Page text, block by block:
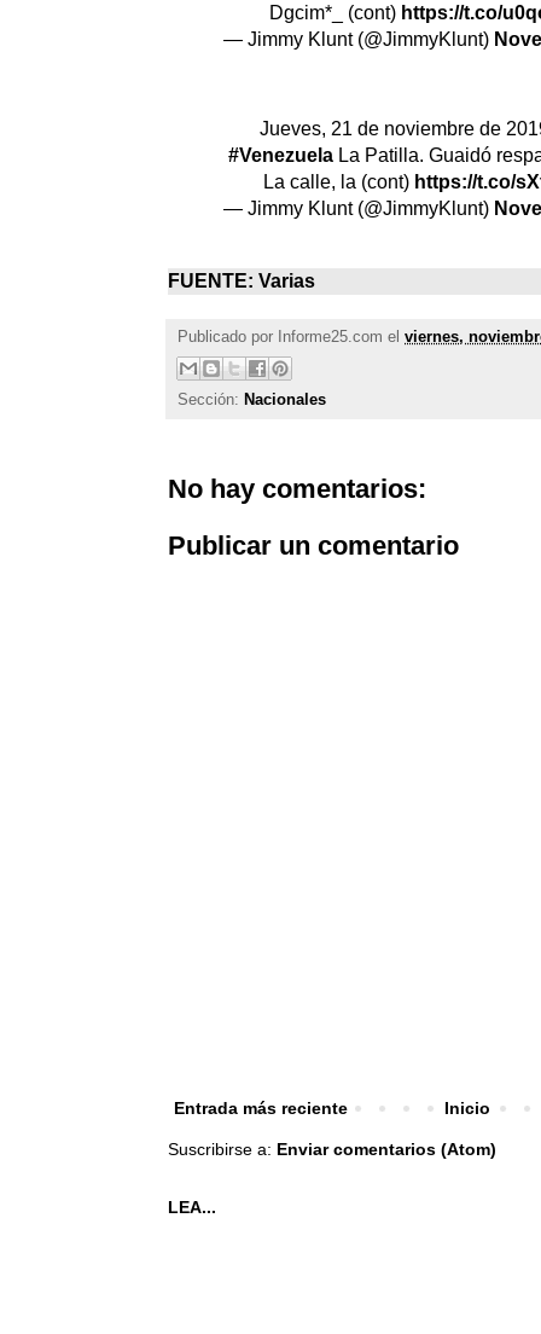
Dgcim*_ (cont) https://t.co/
— Jimmy Klunt (@JimmyKlunt)
Jueves, 21 de noviembre de
#Venezuela La Patilla. Guaidó
La calle, la (cont) https://t.co/
— Jimmy Klunt (@JimmyKlunt)
FUENTE: Varias
Publicado por Informe25.com el viernes,
Sección: Nacionales
No hay comentarios:
Publicar un comentario
Entrada más reciente Inicio
Suscribirse a: Enviar comentarios (Atom)
LEA...